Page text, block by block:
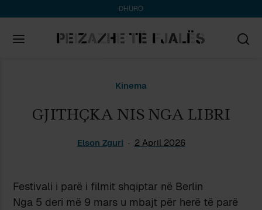
DHURO
Kinema
GJITHÇKA NIS NGA LIBRI
Elson Zguri 2 April 2026
Festivali i parë i filmit shqiptar në Berlin
Nga 5 deri më 9 mars u mbajt për herë të parë